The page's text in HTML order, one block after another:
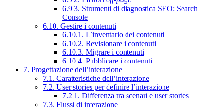
6.9.3. Strumenti di diagnostica SEO: Search
Console
6.10. Gestire i contenuti
6.10.1. L’inventario dei contenuti
6.10.2. Revisionare i contenuti
6.10.3. Migrare i contenuti
6.10.4. Pubblicare i contenuti
7. Progettazione dell’interazione
7.1. Caratteristiche dell’interazione
7.2. User stories per definire l’interazione
7.2.1. Differenza tra scenari e user stories
7.3. Flussi di interazione